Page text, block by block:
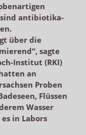
sind antibiotika-
über die
sagte
Institut (RKI)
an
Proben
Flüssen
Wasser
in Labors